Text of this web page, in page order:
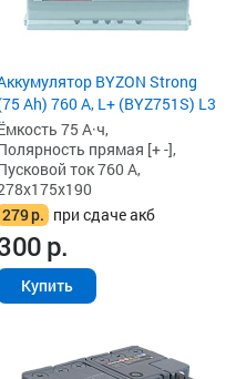
BYZON Strong
Ah) 760 А, L+ (BYZ751S) L3
75 А·ч,
прямая [+ -],
ток 760 А,
279р. при сдаче акб
р.
Купить